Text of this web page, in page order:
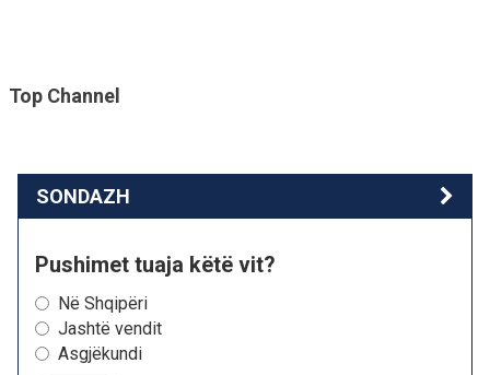
Top Channel
SONDAZH
Pushimet tuaja këtë vit?
Në Shqipëri
Jashtë vendit
Asgjëkundi